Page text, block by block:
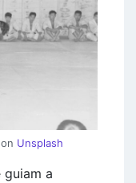
on Unsplash
guiam a